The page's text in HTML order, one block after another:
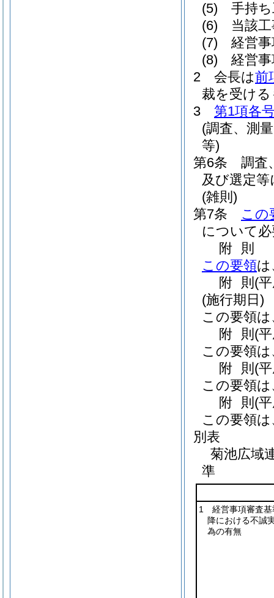
(5)
手持
(6)
当該
(7)
経営
(8)
経営
2
会長は前
裁を受け
3
第1項各
(調査、測
等)
第6条
調査
及び選定
(雑則)
第7条
この
について
附 則
この要領は
附 則 (
(施行期日)
この要領
附 則 (
この要領
附 則 (
この要領
附 則 (
この要領
別表
菊池広域
準
1 経営事項審査基
降における不誠
為の有無